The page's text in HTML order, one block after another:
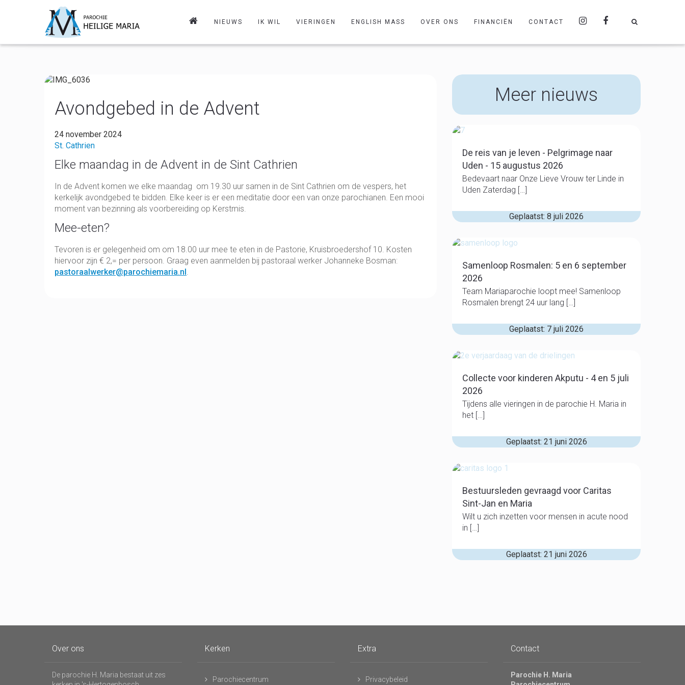
NIEUWS IK WIL VIERINGEN ENGLISH MASS OVER ONS FINANCIËN CONTACT
Avondgebed in de Advent
24 november 2024
St. Cathrien
Elke maandag in de Advent in de Sint Cathrien
In de Advent komen we elke maandag om 19.30 uur samen in de Sint Cathrien om de vespers, het
kerkelijk avondgebed te bidden. Elke keer is er een meditatie door een van onze parochianen. Een mooi
moment van bezinning als voorbereiding op Kerstmis.
Mee-eten?
Tevoren is er gelegenheid om om 18.00 uur mee te eten in de Pastorie, Kruisbroedershof 10. Kosten
hiervoor zijn € 2,= per persoon. Graag even aanmelden bij pastoraal werker Johanneke Bosman:
pastoraalwerker@parochiemaria.nl.
Meer nieuws
De reis van je leven - Pelgrimage naar
Uden - 15 augustus 2026
Bedevaart naar Onze Lieve Vrouw ter Linde in
Uden Zaterdag […]
Geplaatst: 8 juli 2026
Samenloop Rosmalen: 5 en 6 september
2026
Team Mariaparochie loopt mee! Samenloop
Rosmalen brengt 24 uur lang […]
Geplaatst: 7 juli 2026
Collecte voor kinderen Akputu - 4 en 5 juli
2026
Tijdens alle vieringen in de parochie H. Maria in
het […]
Geplaatst: 21 juni 2026
Bestuursleden gevraagd voor Caritas
Sint-Jan en Maria
Wilt u zich inzetten voor mensen in acute nood
in […]
Geplaatst: 21 juni 2026
Over ons
De parochie H. Maria bestaat uit zes
Kerken
Parochiecentrum
Extra
Privacybeleid
Contact
Parochie H. Maria